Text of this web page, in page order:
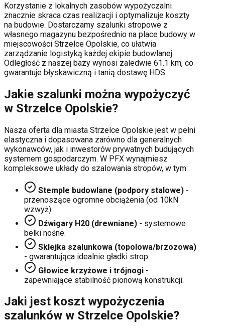
Korzystanie z lokalnych zasobów wypożyczalni
znacznie skraca czas realizacji i optymalizuje koszty
na budowie. Dostarczamy szalunki stropowe z
własnego magazynu bezpośrednio na place budowy w
miejscowości Strzelce Opolskie, co ułatwia
zarządzanie logistyką każdej ekipie budowlanej.
Odległość z naszej bazy wynosi zaledwie 61.1 km, co
gwarantuje błyskawiczną i tanią dostawę HDS.
Jakie szalunki można wypożyczyć
w Strzelce Opolskie?
Nasza oferta dla miasta Strzelce Opolskie jest w pełni
elastyczna i dopasowana zarówno dla generalnych
wykonawców, jak i inwestorów prywatnych budujących
systemem gospodarczym. W PFX wynajmiesz
kompleksowe układy do szalowania stropów, w tym:
Stemple budowlane (podpory stalowe) -
przenoszące ogromne obciążenia (od 10kN
wzwyż).
Dźwigary H20 (drewniane) - systemowe
belki nośne.
Sklejka szalunkowa (topolowa/brzozowa)
- gwarantująca idealnie gładki strop.
Głowice krzyżowe i trójnogi -
zapewniające stabilność pionową konstrukcji.
Jaki jest koszt wypożyczenia
szalunków w Strzelce Opolskie?